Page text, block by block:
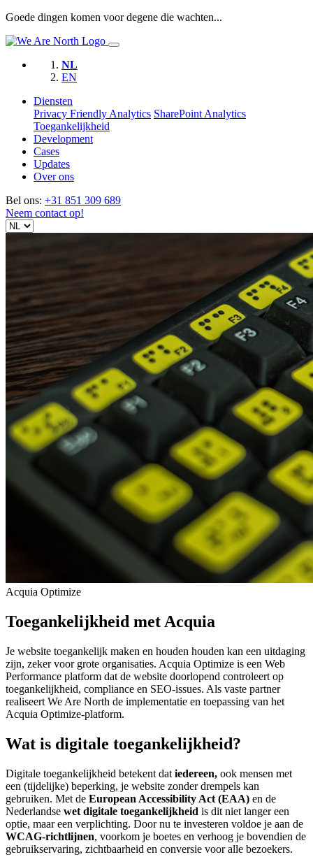
Goede dingen komen voor degene die wachten...
NL
EN
Diensten
Privacy Friendly Analytics SharePoint Analytics
Toegankelijkheid
Development
Cases
Updates
Over ons
Bel ons: +31 851 309 689
Neem contact op!
Acquia Optimize
Toegankelijkheid met Acquia
Je website toegankelijk maken en houden houden kan een uitdaging
zijn, zeker voor grote organisaties. Acquia Optimize is een Web
Performance platform dat de website doorlopend controleert op
toegankelijkheid, compliance en SEO-issues. Als vaste partner
realiseert We Are North de implementatie en toepassing van het
Acquia Optimize-platform.
Wat is digitale toegankelijkheid?
Digitale toegankelijkheid betekent dat iedereen, ook mensen met
een (tijdelijke) beperking, je website zonder drempels kan
gebruiken. Met de European Accessibility Act (EAA) en de
Nederlandse wet digitale toegankelijkheid is dit niet langer een
optie, maar een verplichting. Door nu te investeren voldoe je aan de
WCAG-richtlijnen, voorkom je boetes en verhoog je bovendien de
gebruikservaring, zichtbaarheid en conversie voor alle bezoekers.